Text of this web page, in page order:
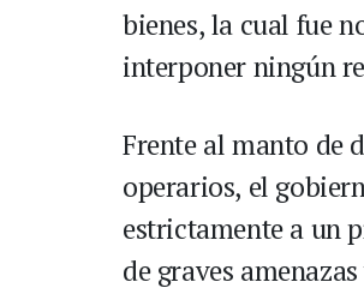
bienes, la cual fue
interponer ningún
Frente al manto de
operarios, el
estrictamente a un
de graves